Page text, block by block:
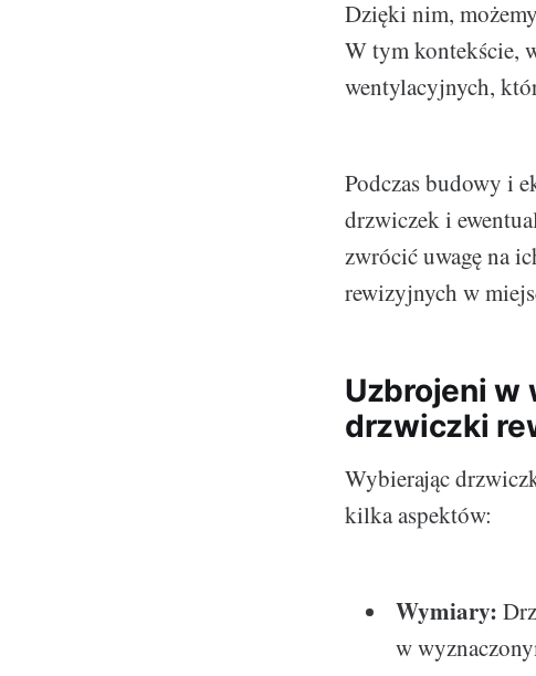
Dzięki nim,
W tym kontekście,
wentylacyjnych,
Podczas budowy i
drzwiczek i
zwrócić uwagę na
rewizyjnych w
Uzbrojeni w
drzwiczki
Wybierając
kilka aspektów:
Wymiary:
w